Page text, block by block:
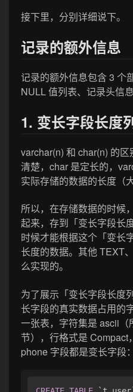
接下里，分别详细说下。
记录的额外信息
记录的额外信息包含 3 个
NULL 值列表、记录头信息
1. 变长字段长度
varchar(n) 和 char(n) 的
清楚，char 是定长的，
实际存储的数据的长度（
所以，在存储数据的时候
起来，存到「变长字段长
时候才能根据这个「变长
长度的数据。其他 TEXT
么实现的。
为了展示「变长字段长度
长字段的真实数据占用的
一张表，字符集是 ascii（
节），行格式是 Compact
phone 字段都是变长字段：